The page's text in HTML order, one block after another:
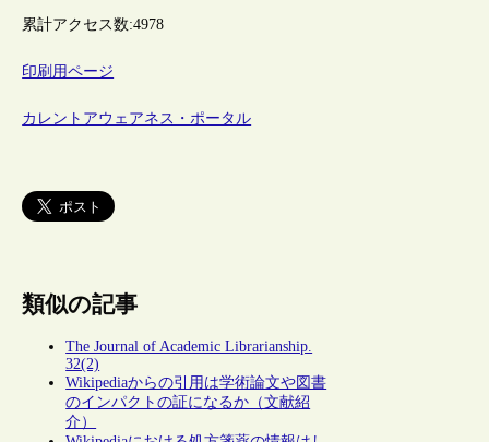
累計アクセス数:4978
印刷用ページ
カレントアウェアネス・ポータル
類似の記事
The Journal of Academic Librarianship.
32(2)
Wikipediaからの引用は学術論文や図書
のインパクトの証になるか（文献紹
介）